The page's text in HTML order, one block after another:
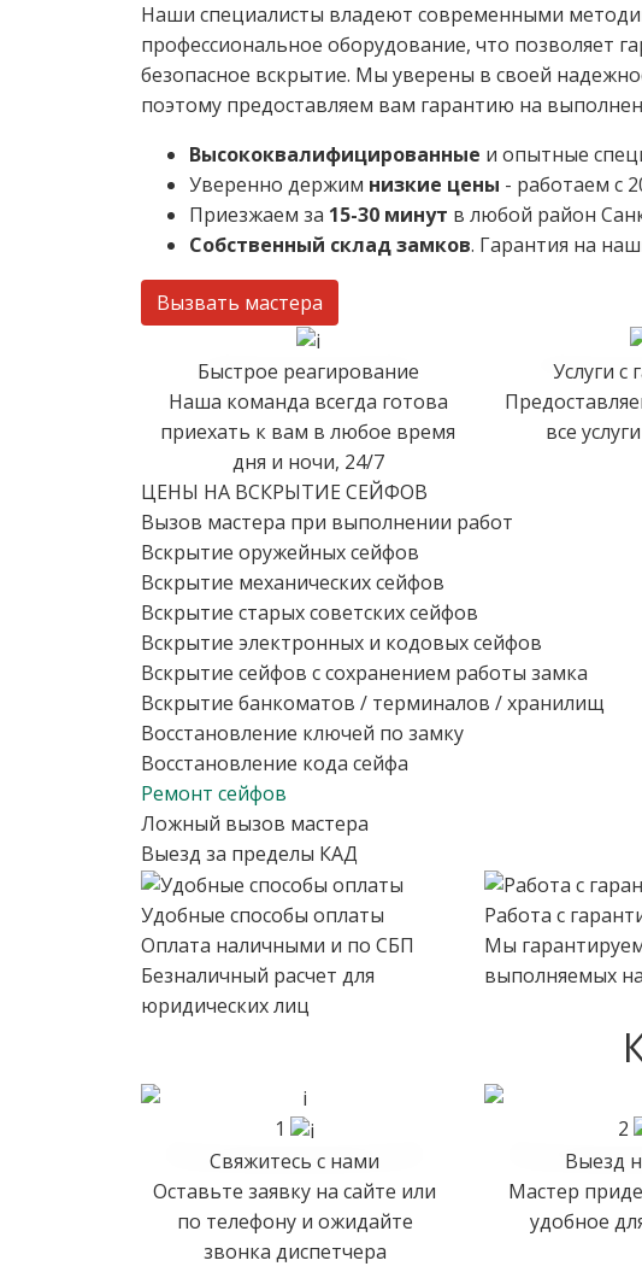
Наши специалисты владеют современными
профессиональное оборудование, что позволяет
безопасное вскрытие. Мы уверены в своей
поэтому предоставляем вам гарантию на
Высококвалифицированные и опытные
Уверенно держим низкие цены - работаем с
Приезжаем за 15-30 минут в любой район
Собственный склад замков. Гарантия на
Вызвать мастера
Быстрое реагирование
Наша команда всегда готова
приехать к вам в любое время
дня и ночи, 24/7
Услуги с
все
ЦЕНЫ НА ВСКРЫТИЕ СЕЙФОВ
Вызов мастера при выполнении работ
Вскрытие оружейных сейфов
Вскрытие механических сейфов
Вскрытие старых советских сейфов
Вскрытие электронных и кодовых сейфов
Вскрытие сейфов с сохранением работы замка
Вскрытие банкоматов / терминалов / хранилищ
Восстановление ключей по замку
Восстановление кода сейфа
Ремонт сейфов
Ложный вызов мастера
Выезд за пределы КАД
Удобные способы оплаты
Оплата наличными и по СБП
Безналичный расчет для
юридических лиц
Работа с
Мы
выполняемых
1
Свяжитесь с нами
Оставьте заявку на сайте или
по телефону и ожидайте
звонка диспетчера
2
Выезд
Мастер
удобное